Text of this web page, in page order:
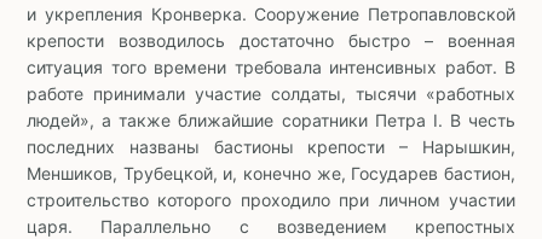
и укрепления Кронверка. Сооружение Петропавловской
крепости возводилось достаточно быстро – военная
ситуация того времени требовала интенсивных работ. В
работе принимали участие солдаты, тысячи «работных
людей», а также ближайшие соратники Петра I. В честь
последних названы бастионы крепости – Нарышкин,
Меншиков, Трубецкой, и, конечно же, Государев бастион,
строительство которого проходило при личном участии
царя. Параллельно с возведением крепостных